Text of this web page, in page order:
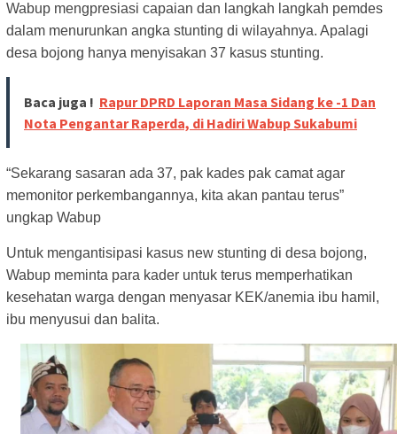
Wabup mengpresiasi capaian dan langkah langkah pemdes
dalam menurunkan angka stunting di wilayahnya. Apalagi
desa bojong hanya menyisakan 37 kasus stunting.
Baca juga ! Rapur DPRD Laporan Masa Sidang ke -1 Dan
Nota Pengantar Raperda, di Hadiri Wabup Sukabumi
“Sekarang sasaran ada 37, pak kades pak camat agar
memonitor perkembangannya, kita akan pantau terus”
ungkap Wabup
Untuk mengantisipasi kasus new stunting di desa bojong,
Wabup meminta para kader untuk terus memperhatikan
kesehatan warga dengan menyasar KEK/anemia ibu hamil,
ibu menyusui dan balita.